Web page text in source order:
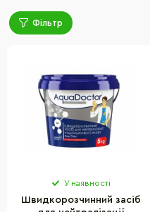
Фільтр
У наявності
Швидкорозчинний засіб